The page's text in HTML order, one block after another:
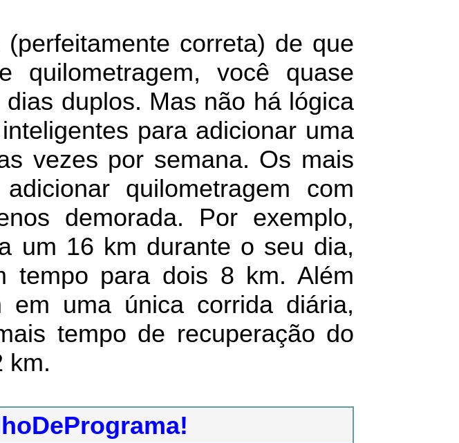
correta) de que
você quase
duplos. Mas não há lógica
para adicionar uma
vezes por semana. Os mais
quilometragem com
demorada. Por exemplo,
um 16 km durante o seu dia,
tempo para dois 8 km. Além
uma única corrida diária,
tempo de recuperação do
km.